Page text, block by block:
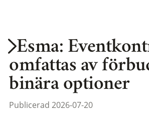
Esma:
omfattas av
binära optioner
Publicerad 2026-07-20